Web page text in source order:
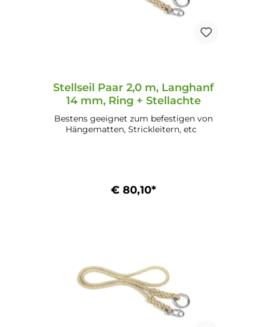
Stellseil Paar 2,0 m, Langhanf
14 mm, Ring + Stellachte
Bestens geeignet zum befestigen von
Hängematten, Strickleitern, etc
€ 80,10*